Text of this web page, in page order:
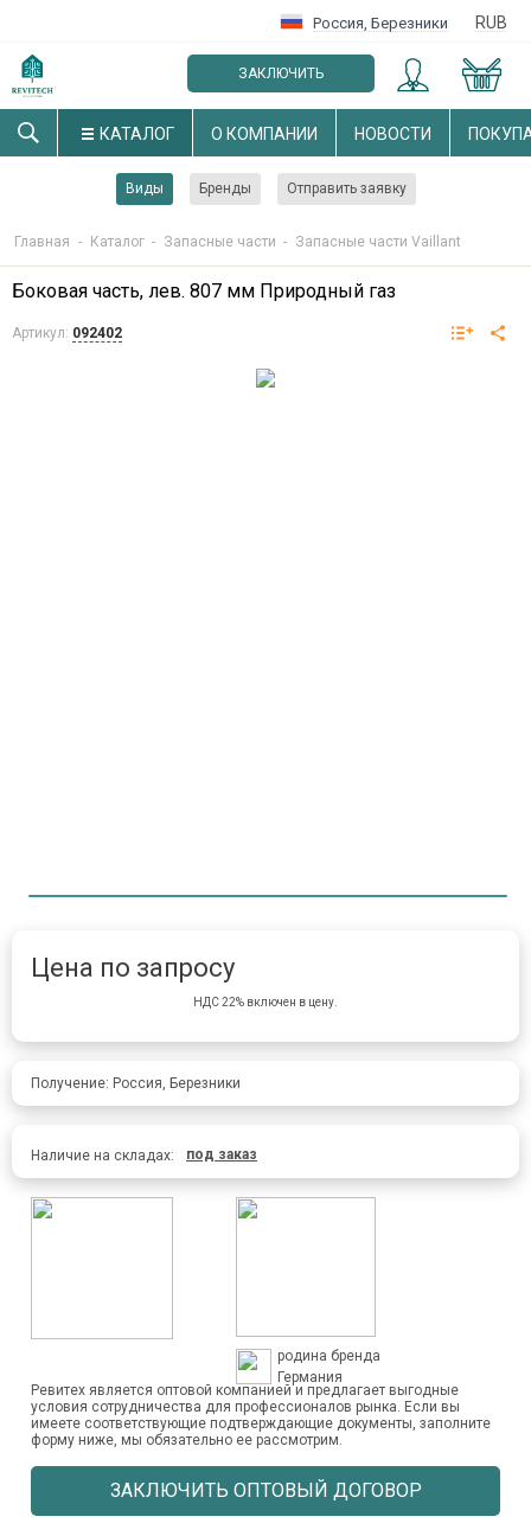
Россия, Березники RUB
ЗАКЛЮЧИТЬ
ОПТОВЫЙ ДОГОВОР
КАТАЛОГ О КОМПАНИИ НОВОСТИ
Виды Бренды Отправить заявку
Главная - Каталог - Запасные части - Запасные части Vaillant
Боковая часть, лев. 807 мм Природный газ
Артикул: 092402
Цена по запросу
НДС 22% включен в цену.
Получение: Россия, Березники
Наличие на складах: под заказ
родина бренда
Германия
Ревитех является оптовой компанией и предлагает выгодные
условия сотрудничества для профессионалов рынка. Если вы
имеете соответствующие подтверждающие документы, заполните
форму ниже, мы обязательно ее рассмотрим.
ЗАКЛЮЧИТЬ ОПТОВЫЙ ДОГОВОР